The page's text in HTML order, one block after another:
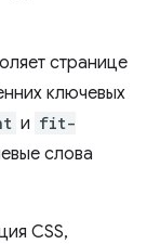
странице
ключевых
и fit-
слова
CSS,